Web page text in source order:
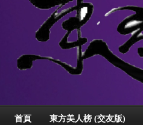
首頁 東方美人榜 (交友版)